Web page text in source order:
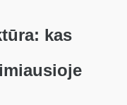
kas